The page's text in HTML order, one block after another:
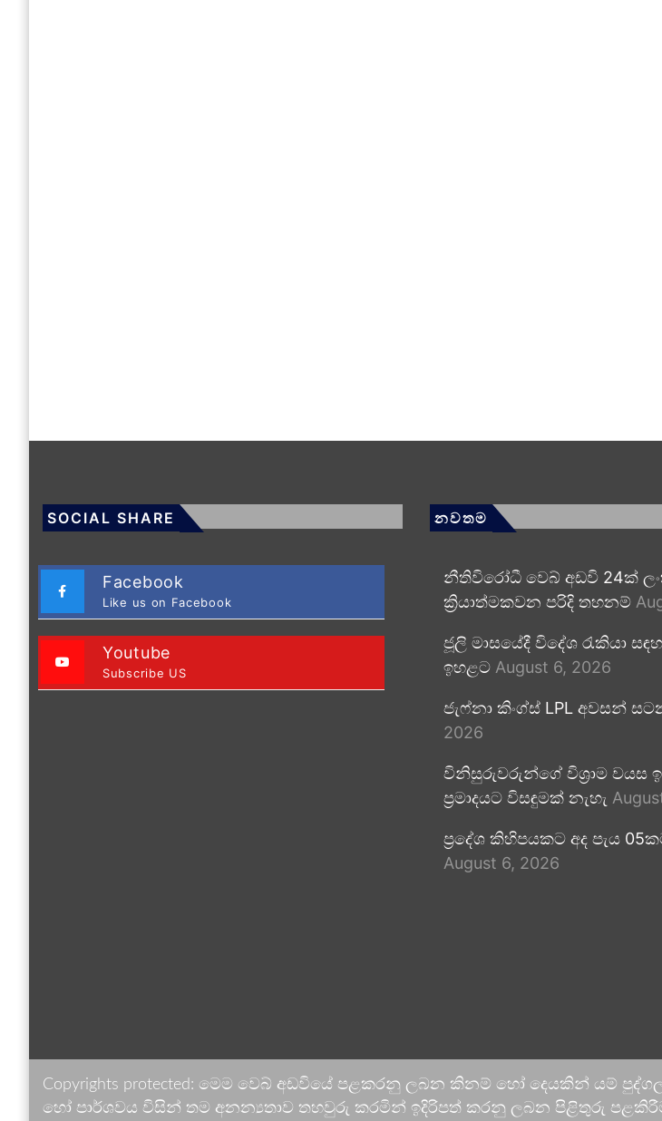
SOCIAL SHARE
Facebook
Like us on Facebook
Youtube
Subscribe US
නවතම
නීතිවිරෝධී වෙබ් අඩවි 24ක්
ක්‍රියාත්මකවන පරිදි තහනම්
ජූලි මාසයේදී විදේශ රැකියා
ඉහළට August 6, 2026
ජැෆ්නා කිංග්ස් LPL අවසන්
2026
විනිසුරුවරුන්ගේ විශ්‍රාම වයස
ප්‍රමාදයට විසඳුමක් නැහැ
ප්‍රදේශ කිහිපයකට අද පැය
August 6, 2026
Copyrights protected: මෙම වෙබ් අඩවියේ පළකරනු ලබන කිනම් හෝ දෙයකින් යම්
හෝ පාර්ශවය විසින් තම අනන්‍යතාව තහවුරු කරමින් ඉදිරිපත් කරනු ලබන පිළිතුරු